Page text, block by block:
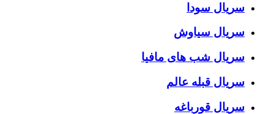
سریال سودا
سریال سیاوش
سریال شب های مافیا
سریال قبله عالم
سریال قورباغه